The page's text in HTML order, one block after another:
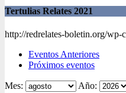
Tertulias Relates 2021
http://redrelates-boletin.org/
Eventos Anteriores
Próximos eventos
Mes:
Año: